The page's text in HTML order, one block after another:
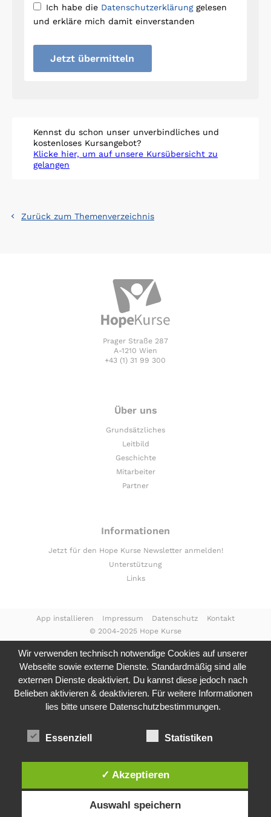
Ich habe die Datenschutzerklärunggelesen
und erkläre mich damit einverstanden
Jetzt übermitteln
Kennst du schon unser unverbindliches und
kostenloses Kursangebot?
Klicke hier, um auf unsere Kursübersicht zu
gelangen
Zurück zum Themenverzeichnis
Prager Straße 287
A-1210 Wien
+43 (1) 31 99 300
Über uns
Grundsätzliches
Leitbild
Geschichte
Mitarbeiter
Partner
Informationen
Jetzt für den Hope Kurse Newsletter anmelden!
Unterstützung
Links
© 2004-2025 Hope Kurse
App installieren Impressum Datenschutz Kontakt
Wir verwenden technisch notwendige Cookies auf unserer
Webseite sowie externe Dienste. Standardmäßig sind alle
externen Dienste deaktiviert. Du kannst diese jedoch nach
Belieben aktivieren & deaktivieren. Für weitere Informationen
lies bitte unsere Datenschutzbestimmungen.
Essenziell Statistiken
✓ Akzeptieren
Auswahl speichern